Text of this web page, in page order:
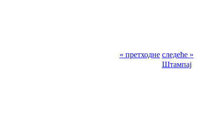
« претходне следеће »
Штампај